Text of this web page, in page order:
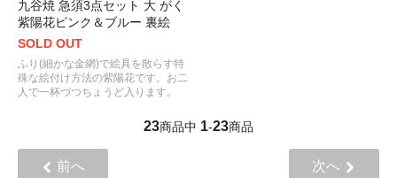
九谷焼 急須3点セット 大 がく
紫陽花ピンク＆ブルー 裏絵
SOLD OUT
ふり(細かな金網)で絵具を散らす特
殊な絵付け方法の紫陽花です。お二
人で一杯づつちょうど入ります。
23商品中 1-23商品
前へ 次へ